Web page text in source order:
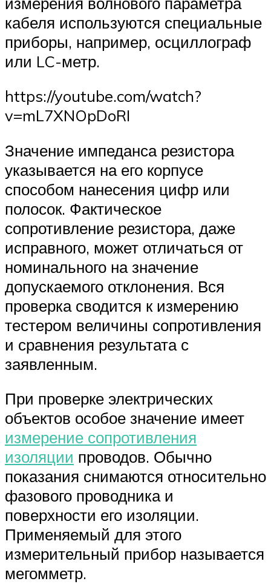
кабеля используются специальные
приборы, например, осциллограф
или LC-метр.
https://youtube.com/watch?
v=mL7XNOpDoRI
Значение импеданса резистора
указывается на его корпусе
способом нанесения цифр или
полосок. Фактическое
сопротивление резистора, даже
исправного, может отличаться от
номинального на значение
допускаемого отклонения. Вся
проверка сводится к измерению
тестером величины сопротивления
и сравнения результата с
заявленным.
При проверке электрических
объектов особое значение имеет
измерение сопротивления
изоляции проводов. Обычно
показания снимаются относительно
фазового проводника и
поверхности его изоляции.
Применяемый для этого
измерительный прибор называется
мегомметр.